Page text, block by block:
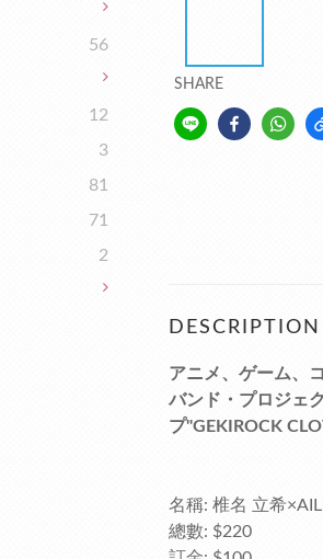
56
12
3
81
71
2
SHARE
DESCRIPTION
アニメ、ゲーム、
バンド・プロジェ
プ"GEKIROCK
名稱: 椎名 立希
總數: $220